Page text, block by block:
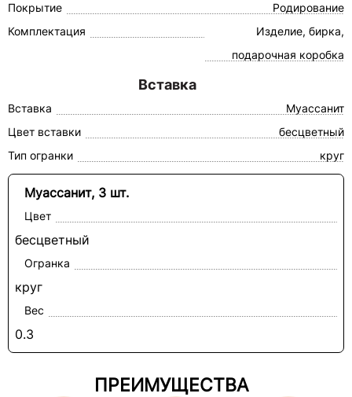
Покрытие
Родирование
Комплектация
Изделие, бирка,
подарочная коробка
Вставка
Вставка
Муассанит
Цвет вставки
бесцветный
Тип огранки
круг
Муассанит, 3 шт.
Цвет
бесцветный
Огранка
круг
Вес
0.3
ПРЕИМУЩЕСТВА